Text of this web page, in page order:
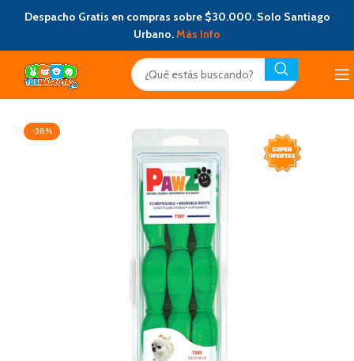
Despacho Gratis en compras sobre $30.000. Solo Santiago
Urbano.Más Info
-38%